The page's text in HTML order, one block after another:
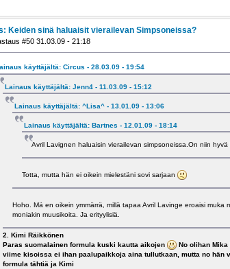
Keiden sinä haluaisit vierailevan Simpsoneissa?
#50 31.03.09 - 21:18
käyttäjältä: Circus - 28.03.09 - 19:54
Lainaus käyttäjältä: Jenn4 - 11.03.09 - 15:12
Lainaus käyttäjältä: ^Lisa^ - 13.01.09 - 13:06
Lainaus käyttäjältä: Bartnes - 12.01.09 - 18:14
Avril Lavignen haluaisin vierailevan simpsoneissa.On niin hyvä
Totta, mutta hän ei oikein mielestäni sovi sarjaan
Hoho. Mä en oikein ymmärrä, millä tapaa Avril Lavinge eroaisi muka
moniakin muusikoita. Ja erityylisiä.
2. Kimi Räikkönen
Paras suomalainen formula kuski kautta aikojen
No olihan Mika
viime kisoissa ei ihan paalupaikkoja aina tullutkaan, mutta no
formula tähtiä ja Kimi